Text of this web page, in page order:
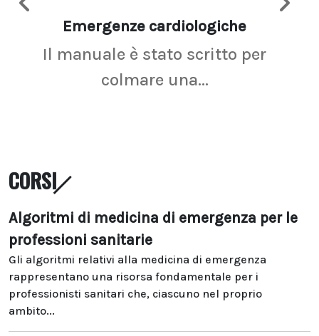
Emergenze cardiologiche
Il manuale è stato scritto per
colmare una...
CORSI
Algoritmi di medicina di emergenza per le
professioni sanitarie
Gli algoritmi relativi alla medicina di emergenza
rappresentano una risorsa fondamentale per i
professionisti sanitari che, ciascuno nel proprio
ambito...